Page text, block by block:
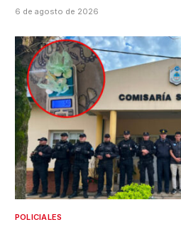
6 de agosto de 2026
POLICIALES